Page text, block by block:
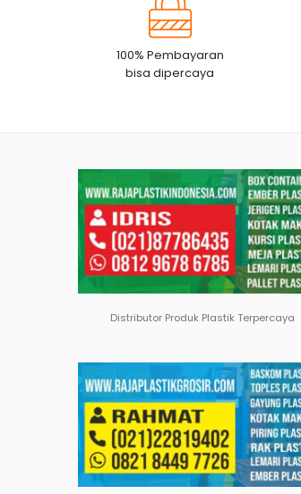
100% Pembayaran
bisa dipercaya
Distributor Produk Plastik Terpercaya